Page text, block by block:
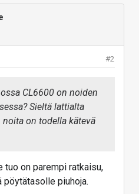
#2
CL6600 on noiden
Sieltä lattialta
on todella kätevä
tuo on parempi ratkaisu,
pöytätasolle piuhoja.